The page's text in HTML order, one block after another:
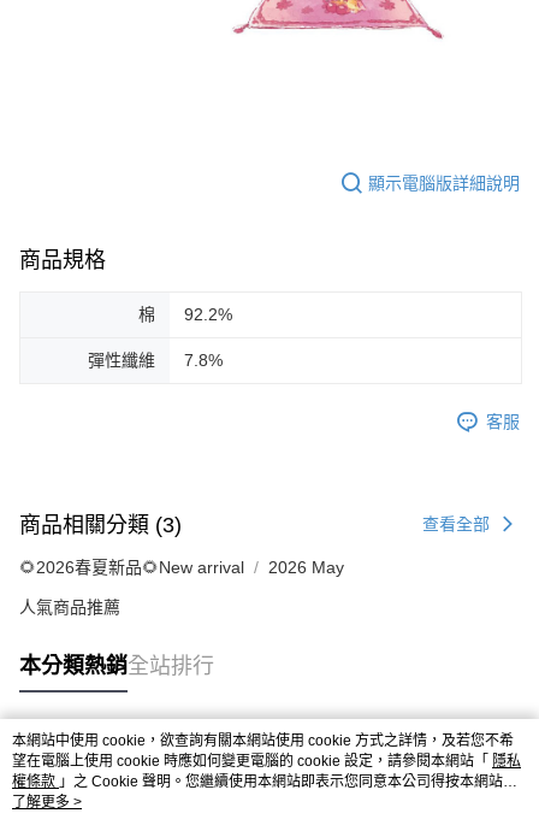
顯示電腦版詳細說明
商品規格
棉 92.2%
彈性纖維 7.8%
客服
商品相關分類 (3) 查看全部
🌻2026春夏新品🌻New arrival 2026 May
人氣商品推薦
本分類熱銷全站排行
熱門標籤
本網站中使用 cookie，欲查詢有關本網站使用 cookie 方式之詳情，及若您不希
望在電腦上使用 cookie 時應如何變更電腦的 cookie 設定，請參閱本網站「 隱私
權條款 」之 Cookie 聲明。您繼續使用本網站即表示您同意本公司得按本網站使
用條款之 Cookie 聲明使用 cookie。
了解更多 >